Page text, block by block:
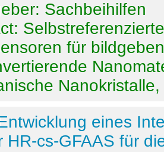
Sachbeihilfen
für
eines
HR-cs-GFAAS für